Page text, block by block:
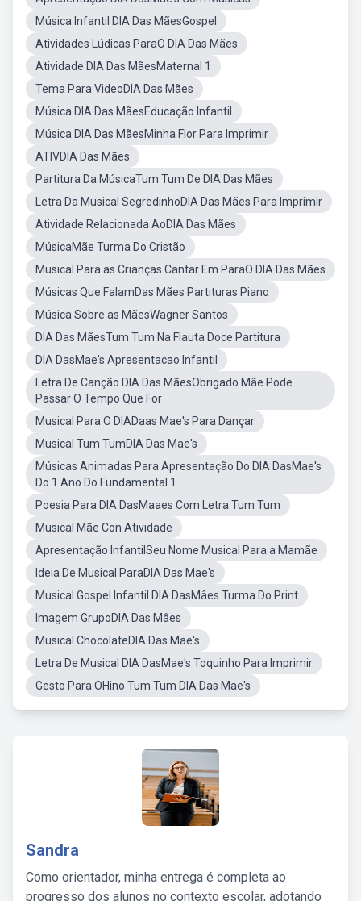
Música Infantil DIA Das MãesGospel
Atividades Lúdicas ParaO DIA Das Mães
Atividade DIA Das MãesMaternal 1
Tema Para VideoDIA Das Mães
Música DIA Das MãesEducação Infantil
Música DIA Das MãesMinha Flor Para Imprimir
ATIVDIA Das Mães
Partitura Da MúsicaTum Tum De DIA Das Mães
Letra Da Musical SegredinhoDIA Das Mães Para Imprimir
Atividade Relacionada AoDIA Das Mães
MúsicaMãe Turma Do Cristão
Musical Para as Crianças Cantar Em ParaO DIA Das Mães
Músicas Que FalamDas Mães Partituras Piano
Música Sobre as MãesWagner Santos
DIA Das MãesTum Tum Na Flauta Doce Partitura
DIA DasMae's Apresentacao Infantil
Letra De Canção DIA Das MãesObrigado Mãe Pode
Passar O Tempo Que For
Musical Para O DIADaas Mae's Para Dançar
Musical Tum TumDIA Das Mae's
Músicas Animadas Para Apresentação Do DIA DasMae's
Do 1 Ano Do Fundamental 1
Poesia Para DIA DasMaaes Com Letra Tum Tum
Musical Mãe Con Atividade
Apresentação InfantilSeu Nome Musical Para a Mamãe
Ideia De Musical ParaDIA Das Mae's
Musical Gospel Infantil DIA DasMâes Turma Do Print
Imagem GrupoDIA Das Mâes
Musical ChocolateDIA Das Mae's
Letra De Musical DIA DasMae's Toquinho Para Imprimir
Gesto Para OHino Tum Tum DIA Das Mae's
Sandra
Como orientador, minha entrega é completa ao
progresso dos alunos no contexto escolar, adotando